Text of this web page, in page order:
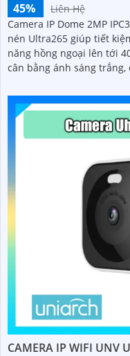
45%
Liên Hệ
Camera IP Dome 2MP
nén Ultra265 giúp tiết kiệm
năng hồng ngoại lên tới
cân bằng ánh sáng
CAMERA IP WIFI UNV